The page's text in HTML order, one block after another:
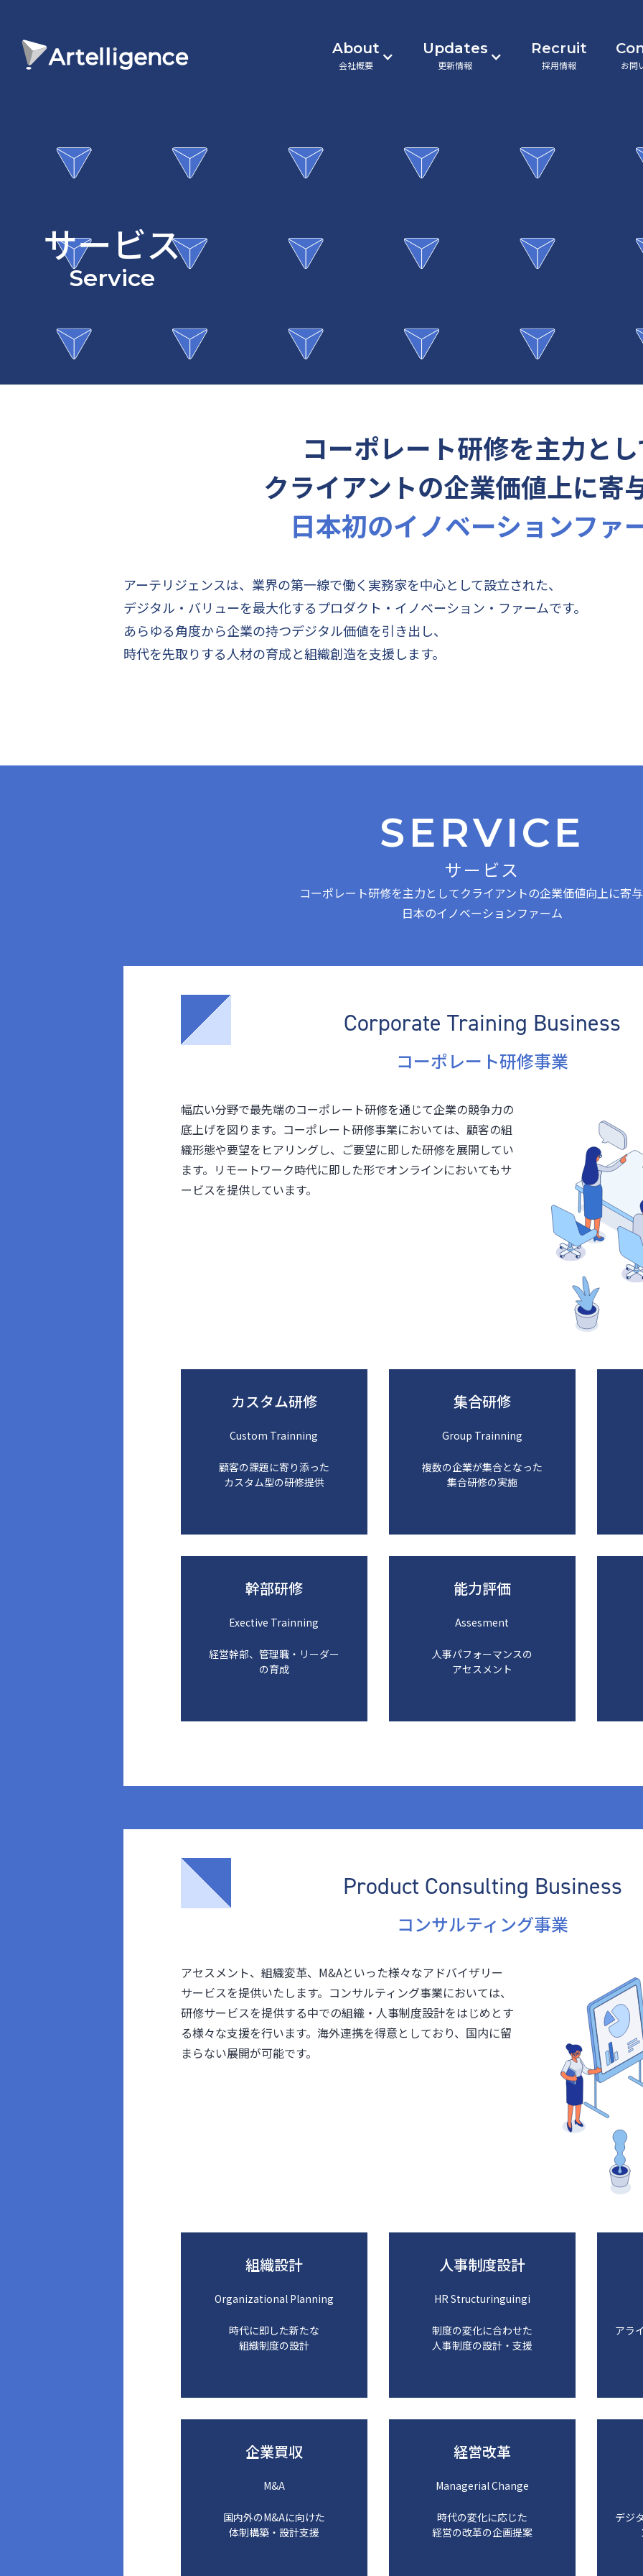
About
会社概要
Updates
更新情報
Recruit
採用情報 お問
サービス
Service
コーポレート研修を主力と
クライアントの企業価値上に寄
日本初のイノベーションファ
アーテリジェンスは、業界の第一線で働く実務家を中心として設立された、
デジタル・バリューを最大化するプロダクト・イノベーション・ファームです。
あらゆる角度から企業の持つデジタル価値を引き出し、
時代を先取りする人材の育成と組織創造を支援します。
SERVICE
サービス
コーポレート研修を主力としてクライアントの企業価値向上に寄
日本のイノベーションファーム
Corporate Training Business
コーポレート研修事業
幅広い分野で最先端のコーポレート研修を通じて企業の競争力の
底上げを図ります。コーポレート研修事業においては、顧客の組
織形態や要望をヒアリングし、ご要望に即した研修を展開してい
ます。リモートワーク時代に即した形でオンラインにおいてもサ
ービスを提供しています。
カスタム研修
Custom Trainning
顧客の課題に寄り添った
カスタム型の研修提供
集合研修
Group Trainning
複数の企業が集合となった
集合研修の実施
幹部研修
Exective Trainning
経営幹部、管理職・リーダー
の育成
能力評価
Assesment
人事パフォーマンスの
アセスメント
Product Consulting Business
コンサルティング事業
アセスメント、組織変革、M&Aといった様々なアドバイザリー
サービスを提供いたします。コンサルティング事業においては、
研修サービスを提供する中での組織・人事制度設計をはじめとす
る様々な支援を行います。海外連携を得意としており、国内に留
まらない展開が可能です。
組織設計
Organizational Planning
時代に即した新たな
組織制度の設計
人事制度設計
HR Structuringuingi
制度の変化に合わせた
人事制度の設計・支援
アラ
企業買収
M&A
国内外のM&Aに向けた
体制構築・設計支援
経営改革
Managerial Change
時代の変化に応じた
経営の改革の企画提案
デジ